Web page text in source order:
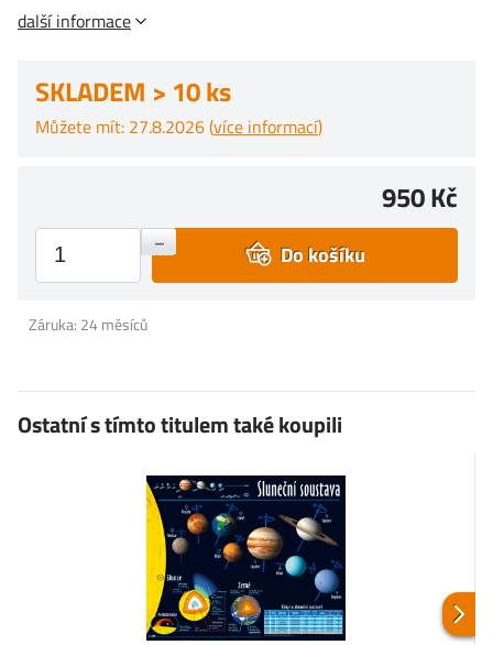
další informace
SKLADEM > 10 ks
Můžete mít: 27.8.2026 (více informací)
950 Kč
+
– Do košíku
Záruka: 24 měsíců
Ostatní s tímto titulem také koupili